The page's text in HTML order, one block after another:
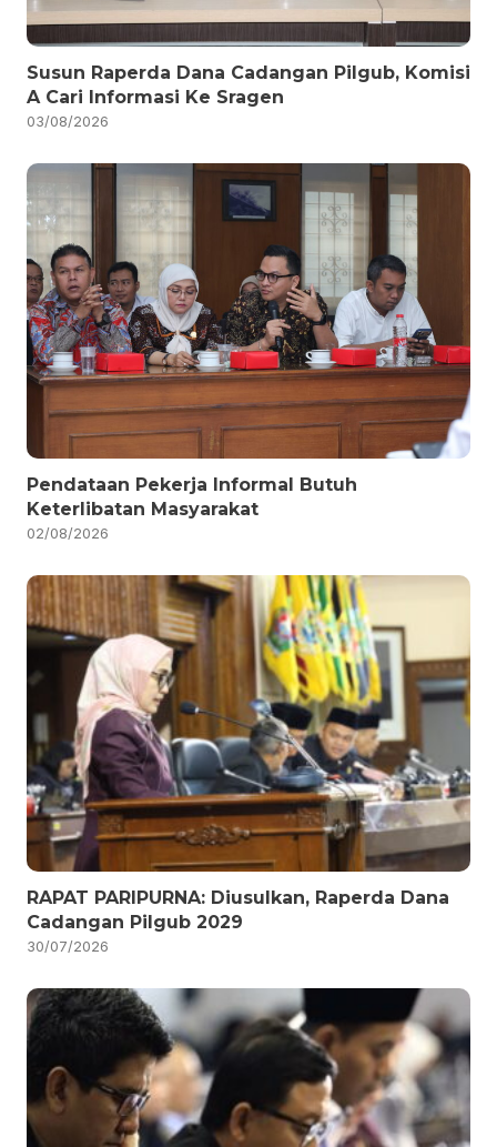
Susun Raperda Dana Cadangan Pilgub, Komisi
A Cari Informasi Ke Sragen
03/08/2026
Pendataan Pekerja Informal Butuh
Keterlibatan Masyarakat
02/08/2026
RAPAT PARIPURNA: Diusulkan, Raperda Dana
Cadangan Pilgub 2029
30/07/2026